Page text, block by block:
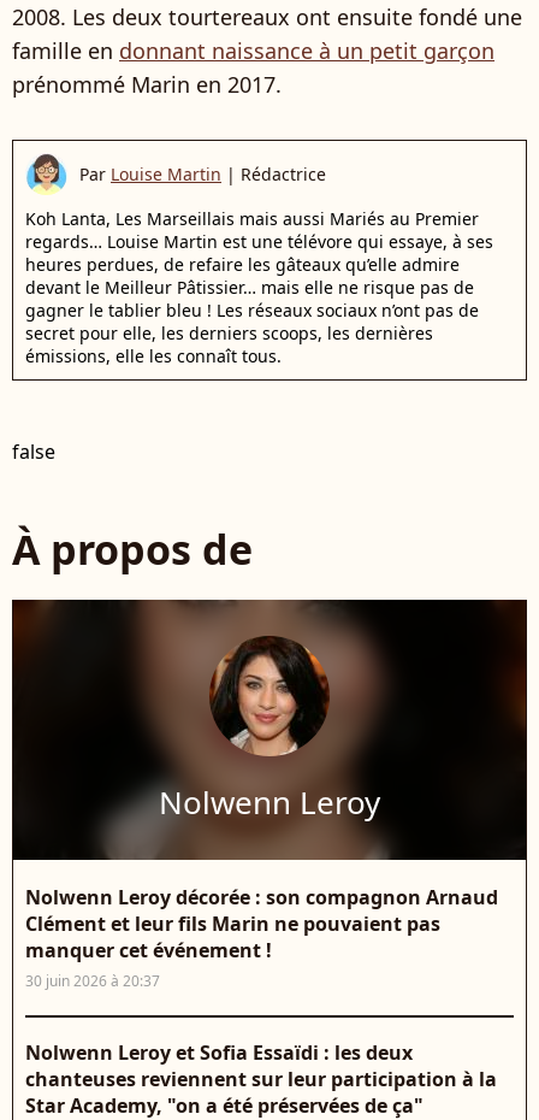
2008. Les deux tourtereaux ont ensuite fondé une
famille en donnant naissance à un petit garçon
prénommé Marin en 2017.
Par Louise Martin | Rédactrice
Koh Lanta, Les Marseillais mais aussi Mariés au Premier
regards… Louise Martin est une télévore qui essaye, à ses
heures perdues, de refaire les gâteaux qu’elle admire
devant le Meilleur Pâtissier… mais elle ne risque pas de
gagner le tablier bleu ! Les réseaux sociaux n’ont pas de
secret pour elle, les derniers scoops, les dernières
émissions, elle les connaît tous.
false
À propos de
Nolwenn Leroy
Nolwenn Leroy décorée : son compagnon Arnaud
Clément et leur fils Marin ne pouvaient pas
manquer cet événement !
30 juin 2026 à 20:37
Nolwenn Leroy et Sofia Essaïdi : les deux
chanteuses reviennent sur leur participation à la
Star Academy, "on a été préservées de ça"